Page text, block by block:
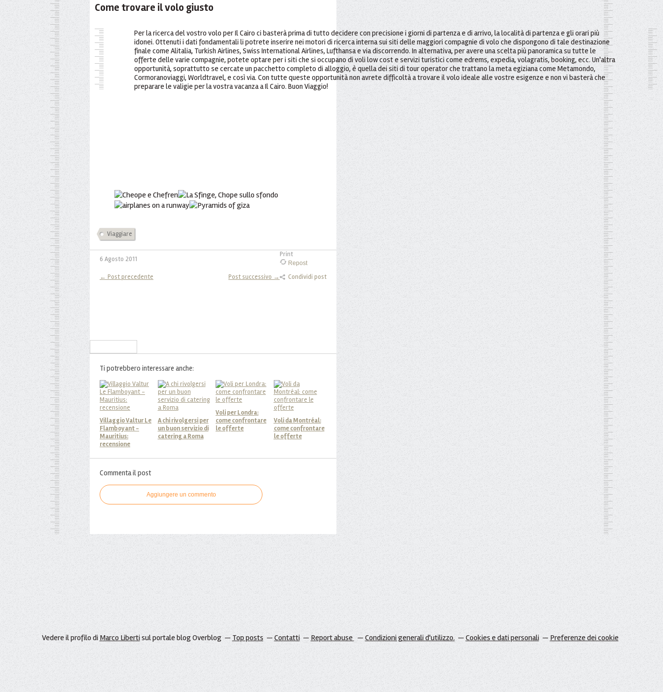
Come trovare il volo giusto
Per la ricerca del vostro volo per Il Cairo ci basterà prima di tutto decidere con precisione i giorni di partenza e di arrivo, la località di partenza e gli orari più
idonei. Ottenuti i dati fondamentali li potrete inserire nei motori di ricerca interna sui siti delle maggiori compagnie di volo che dispongono di tale destinazione
finale come Alitalia, Turkish Airlines, Swiss International Airlines, Lufthansa e via discorrendo. In alternativa, per avere una scelta più panoramica su tutte le
offerte delle varie compagnie, potete optare per i siti che si occupano di voli low cost e servizi turistici come edrems, expedia, volagratis, booking, ecc. Un'altra
opportunità, soprattutto se cercate un pacchetto completo di alloggio, è quella dei siti di tour operator che trattano la meta egiziana come Metamondo,
Cormoranoviaggi, Worldtravel, e così via. Con tutte queste opportunità non avrete difficoltà a trovare il volo ideale alle vostre esigenze e non vi basterà che
preparare le valigie per la vostra vacanza a Il Cairo. Buon Viaggio!
Viaggiare
6 Agosto 2011
Print
Repost
Condividi post
← Post precedente Post successivo →
Ti potrebbero interessare anche:
Villaggio Valtur Le
Flamboyant -
Mauritius:
recensione
A chi rivolgersi per
un buon servizio di
catering a Roma
Voli per Londra:
come confrontare
le offerte
Voli da Montréal:
come confrontare
le offerte
Commenta il post
Aggiungere un commento
Vedere il profilo di Marco Libertisul portale blog Overblog Top posts Contatti Report abuse Condizioni generali d'utilizzo. Cookies e dati personali Preferenze dei cookie